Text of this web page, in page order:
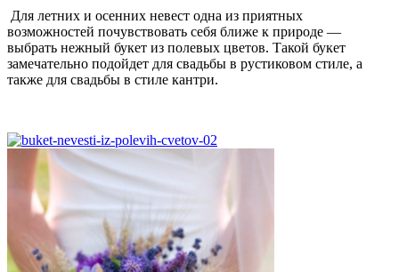
Для летних и осенних невест одна из приятных
возможностей почувствовать себя ближе к природе —
выбрать нежный букет из полевых цветов. Такой букет
замечательно подойдет для свадьбы в рустиковом стиле, а
также для свадьбы в стиле кантри.